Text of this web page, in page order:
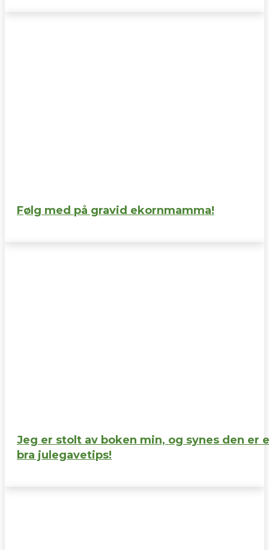
Følg med på gravid ekornmamma!
Jeg er stolt av boken min, og synes den er
bra julegavetips!